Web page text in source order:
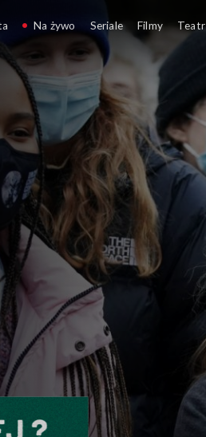
Na żywo Seriale Filmy Teatr